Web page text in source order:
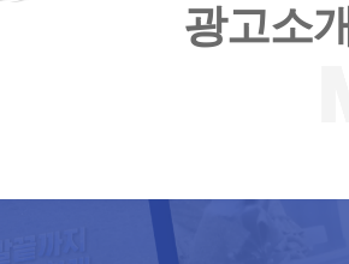
광고소개